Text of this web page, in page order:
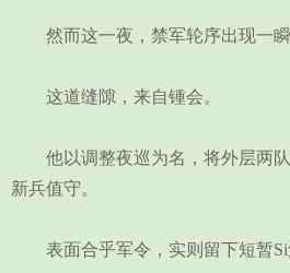
然而这一夜，禁军轮序出现一瞬
这道缝隙，来自锺会。
他以调整夜巡为名，将外层两队
新兵值守。
表面合乎军令，实则留下短暂Si